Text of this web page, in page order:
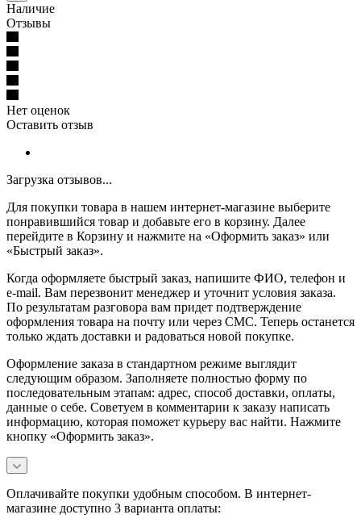
Наличие
Отзывы
Нет оценок
Оставить отзыв
Загрузка отзывов...
Для покупки товара в нашем интернет-магазине выберите
понравившийся товар и добавьте его в корзину. Далее
перейдите в Корзину и нажмите на «Оформить заказ» или
«Быстрый заказ».
Когда оформляете быстрый заказ, напишите ФИО, телефон и
e-mail. Вам перезвонит менеджер и уточнит условия заказа.
По результатам разговора вам придет подтверждение
оформления товара на почту или через СМС. Теперь останется
только ждать доставки и радоваться новой покупке.
Оформление заказа в стандартном режиме выглядит
следующим образом. Заполняете полностью форму по
последовательным этапам: адрес, способ доставки, оплаты,
данные о себе. Советуем в комментарии к заказу написать
информацию, которая поможет курьеру вас найти. Нажмите
кнопку «Оформить заказ».
Оплачивайте покупки удобным способом. В интернет-
магазине доступно 3 варианта оплаты: